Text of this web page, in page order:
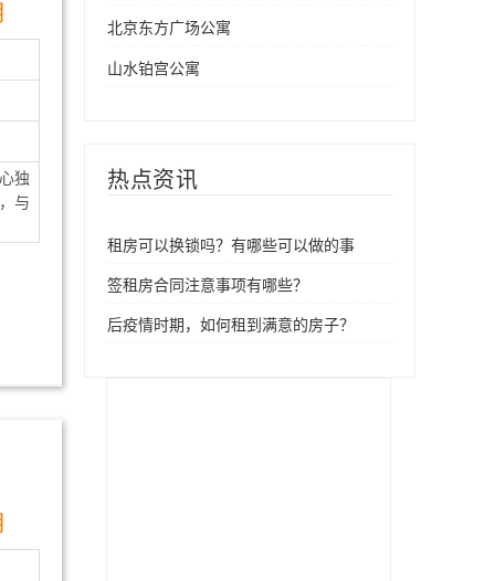
独
与
北京东方广场公寓
山水铂宫公寓
热点资讯
租房可以换锁吗？有哪些可以做的事
签租房合同注意事项有哪些？
后疫情时期，如何租到满意的房子？